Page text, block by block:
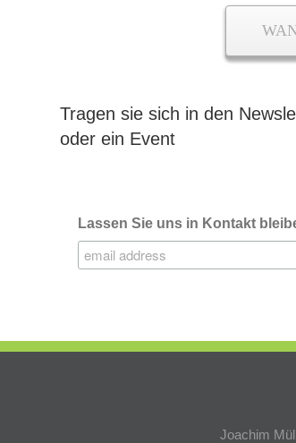
Tragen sie sich in den
oder ein Event
Lassen Sie uns in Kontakt
Joachim